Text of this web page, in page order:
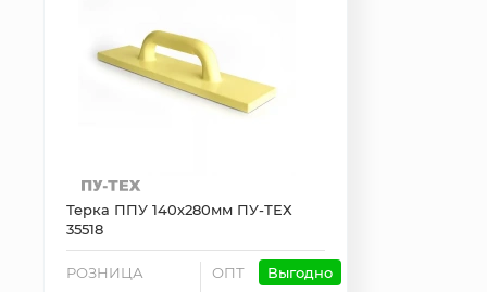
Терка ППУ 140х280мм ПУ-ТЕХ
35518
РОЗНИЦА ОПТ Выгодно